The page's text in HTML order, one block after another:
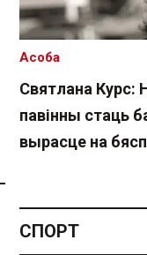
Святлана Курс:
павінны стаць
вырасце на
Асоба
СПОРТ